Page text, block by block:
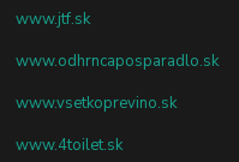
www.jtf.sk
www.odhrncaposparadlo.sk
www.vsetkoprevino.sk
www.4toilet.sk